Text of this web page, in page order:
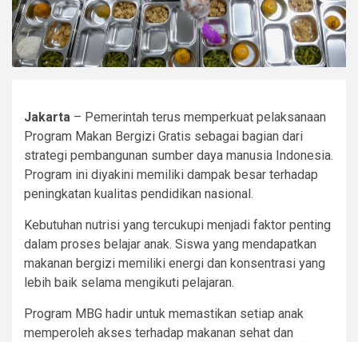
Jakarta – Pemerintah terus memperkuat pelaksanaan
Program Makan Bergizi Gratis sebagai bagian dari
strategi pembangunan sumber daya manusia Indonesia.
Program ini diyakini memiliki dampak besar terhadap
peningkatan kualitas pendidikan nasional.
Kebutuhan nutrisi yang tercukupi menjadi faktor penting
dalam proses belajar anak. Siswa yang mendapatkan
makanan bergizi memiliki energi dan konsentrasi yang
lebih baik selama mengikuti pelajaran.
Program MBG hadir untuk memastikan setiap anak
memperoleh akses terhadap makanan sehat dan